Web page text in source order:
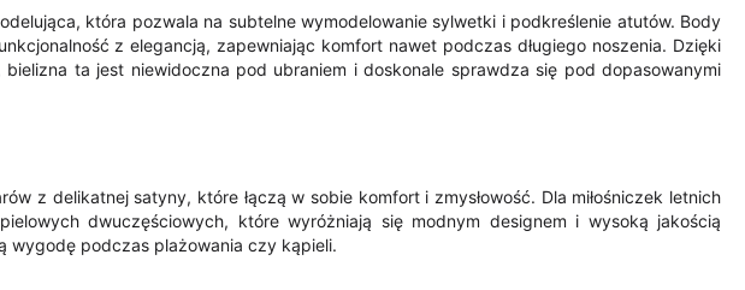
która pozwala na subtelne wymodelowanie sylwetki i podkreślenie atutów. Body
z elegancją, zapewniając komfort nawet podczas długiego noszenia. Dzięki
ta jest niewidoczna pod ubraniem i doskonale sprawdza się pod dopasowanymi
z delikatnej satyny, które łączą w sobie komfort i zmysłowość. Dla miłośniczek letnich
dwuczęściowych, które wyróżniają się modnym designem i wysoką jakością
wygodę podczas plażowania czy kąpieli.